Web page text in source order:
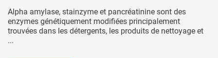
Alpha amylase, stainzyme et pancréatinine sont des
enzymes génétiquement modifiées principalement
trouvées dans les détergents, les produits de nettoyage et
...